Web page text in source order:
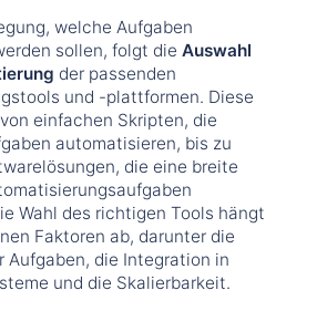
welche Aufgaben
sollen, folgt die Auswahl
der passenden
und -plattformen. Diese
einfachen Skripten, die
automatisieren, bis zu
die eine breite
Wahl des richtigen Tools hängt
Faktoren ab, darunter die
Aufgaben, die Integration in
und die Skalierbarkeit.